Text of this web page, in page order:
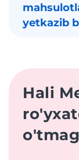
yetkazib
Hali